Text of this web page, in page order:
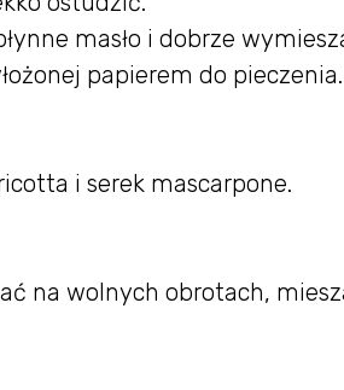
masło i dobrze
papierem do pieczenia.
i serek mascarpone.
na wolnych obrotach,